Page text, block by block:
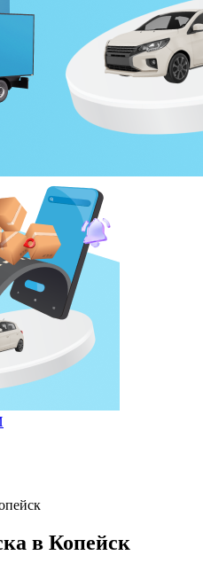
в Копейск